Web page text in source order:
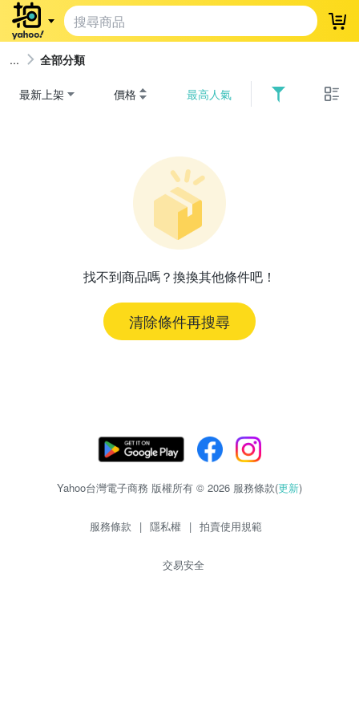
登
全部分類
最新上架 價格 最高人氣
找不到商品嗎？換換其他條件吧！
清除條件再搜尋
Yahoo台灣電子商務 版權所有 © 2026 服務條款(更新)
服務條款 | 隱私權 | 拍賣使用規範
交易安全